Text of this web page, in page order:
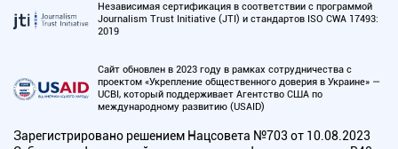
Независимая сертификация в соответствии с программой
Journalism Trust Initiative (JTI) и стандартов ISO CWA 17493:
2019
Сайт обновлен в 2023 году в рамках сотрудничества с
проектом «Укрепление общественного доверия в Украине» —
UCBI, который поддерживает Агентство США по
международному развитию (USAID)
Зарегистрировано решением Нацсовета №703 от 10.08.2023